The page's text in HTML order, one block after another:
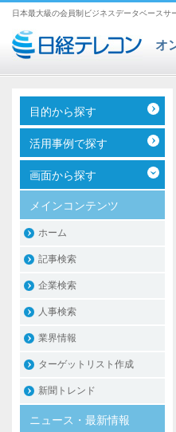
日本最大級の会員制ビジネスデータベースサ
オ
目的から探す
活用事例で探す
画面から探す
メインコンテンツ
ホーム
記事検索
企業検索
人事検索
業界情報
ターゲットリスト作成
新聞トレンド
ニュース・最新情報